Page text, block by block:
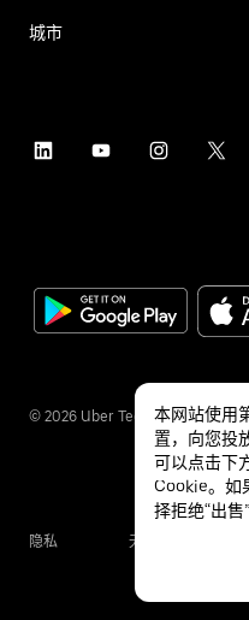
城市
© 2026 Uber Technologies Inc.
隐私 无障碍服务
本网站使用
置，向您投
可以点击下
Cookie。如
择拒绝“出售